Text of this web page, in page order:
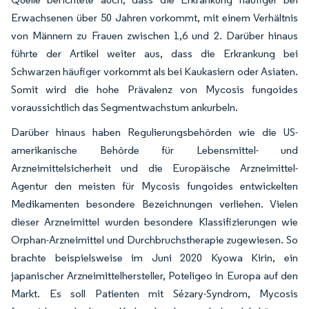
Erwachsenen über 50 Jahren vorkommt, mit einem Verhältnis
von Männern zu Frauen zwischen 1,6 und 2. Darüber hinaus
führte der Artikel weiter aus, dass die Erkrankung bei
Schwarzen häufiger vorkommt als bei Kaukasiern oder Asiaten.
Somit wird die hohe Prävalenz von Mycosis fungoides
voraussichtlich das Segmentwachstum ankurbeln.
Darüber hinaus haben Regulierungsbehörden wie die US-
amerikanische Behörde für Lebensmittel- und
Arzneimittelsicherheit und die Europäische Arzneimittel-
Agentur den meisten für Mycosis fungoides entwickelten
Medikamenten besondere Bezeichnungen verliehen. Vielen
dieser Arzneimittel wurden besondere Klassifizierungen wie
Orphan-Arzneimittel und Durchbruchstherapie zugewiesen. So
brachte beispielsweise im Juni 2020 Kyowa Kirin, ein
japanischer Arzneimittelhersteller, Poteligeo in Europa auf den
Markt. Es soll Patienten mit Sézary-Syndrom, Mycosis